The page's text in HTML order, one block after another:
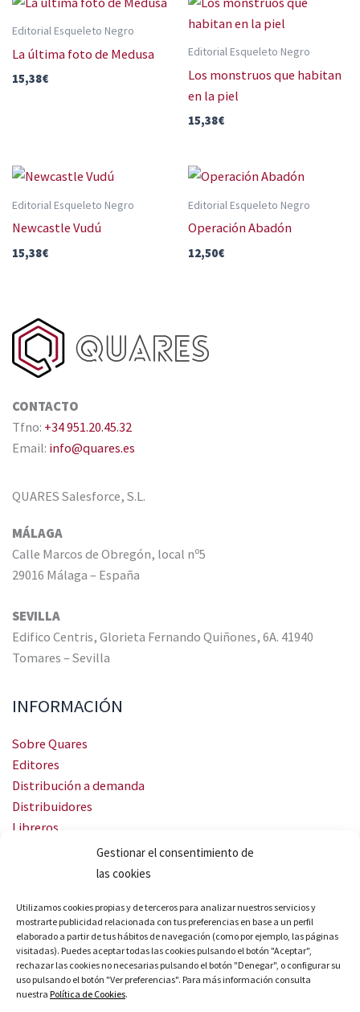
Gestionar el consentimiento de
las cookies
Utilizamos cookies propias y de terceros para analizar nuestros servicios y
mostrarte publicidad relacionada con tus preferencias en base a un perfil
elaborado a partir de tus hábitos de navegación (como por ejemplo, las páginas
visitadas). Puedes aceptar todas las cookies pulsando el botón "Aceptar",
rechazar las cookies no necesarias pulsando el botón "Denegar", o configurar su
uso pulsando el botón "Ver preferencias". Para más información consulta
nuestra Política de Cookies.
Editorial Esqueleto Negro
La última foto de Medusa
15,38€
Editorial Esqueleto Negro
Los monstruos que habitan
en la piel
15,38€
Editorial Esqueleto Negro
Newcastle Vudú
15,38€
Editorial Esqueleto Negro
Operación Abadón
12,50€
CONTACTO
Tfno: +34 951.20.45.32
Email: info@quares.es
QUARES Salesforce, S.L.
MÁLAGA
Calle Marcos de Obregón, local nº5
29016 Málaga – España
SEVILLA
Edifico Centris, Glorieta Fernando Quiñones, 6A. 41940
Tomares – Sevilla
INFORMACIÓN
Sobre Quares
Editores
Distribución a demanda
Distribuidores
Libreros
Servicio Landingweb
Crea tu audiobook